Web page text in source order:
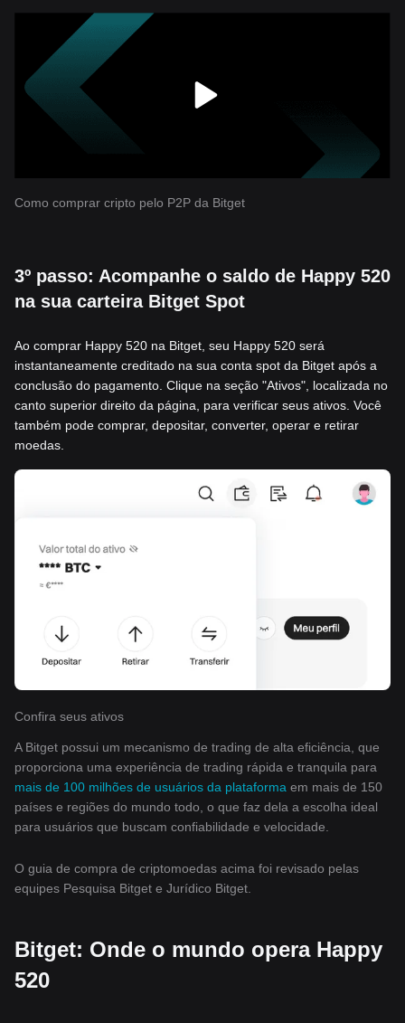
Como comprar cripto pelo P2P da Bitget
3º passo: Acompanhe o saldo de Happy 520
na sua carteira Bitget Spot
Ao comprar Happy 520 na Bitget, seu Happy 520 será
instantaneamente creditado na sua conta spot da Bitget após a
conclusão do pagamento. Clique na seção "Ativos", localizada no
canto superior direito da página, para verificar seus ativos. Você
também pode comprar, depositar, converter, operar e retirar
moedas.
Confira seus ativos
A Bitget possui um mecanismo de trading de alta eficiência, que
proporciona uma experiência de trading rápida e tranquila para
mais de 100 milhões de usuários da plataforma em mais de 150
países e regiões do mundo todo, o que faz dela a escolha ideal
para usuários que buscam confiabilidade e velocidade.
O guia de compra de criptomoedas acima foi revisado pelas
equipes Pesquisa Bitget e Jurídico Bitget.
Bitget: Onde o mundo opera Happy
520